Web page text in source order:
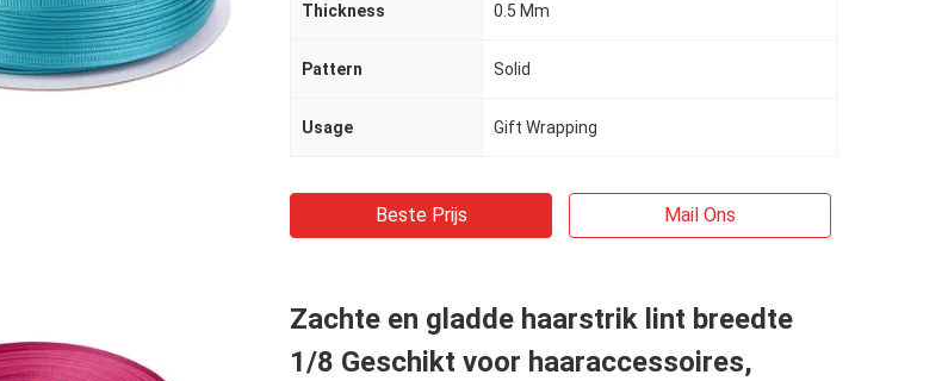
Thickness 0.5 Mm
Pattern Solid
Usage Gift Wrapping
Beste Prijs Mail Ons
Zachte en gladde haarstrik lint breedte
1/8 Geschikt voor haaraccessoires,